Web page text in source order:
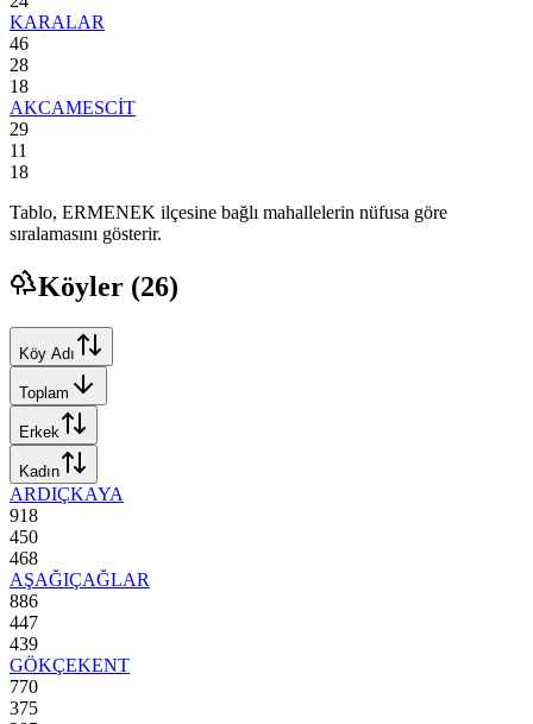
KARALAR
46
28
18
AKCAMESCİT
29
11
18
Tablo, ERMENEK ilçesine bağlı mahallelerin nüfusa göre
sıralamasını gösterir.
Köyler (26)
Köy Adı
Toplam
Erkek
Kadın
ARDIÇKAYA
918
450
468
AŞAĞIÇAĞLAR
886
447
439
GÖKÇEKENT
770
375